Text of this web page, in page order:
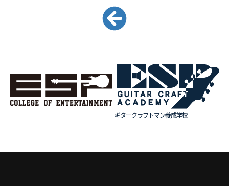
ギタークラフトマン養成学校